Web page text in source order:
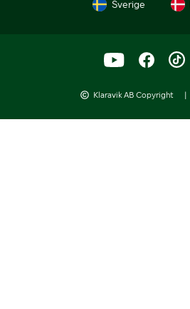
Sverige
Klaravik AB Copyright |